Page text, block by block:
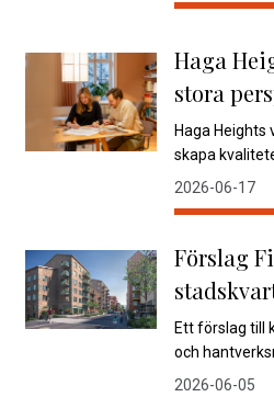
Haga
stora
Haga
skapa
2026-06-17
Förslag
Ett förslag till
och
2026-06-05